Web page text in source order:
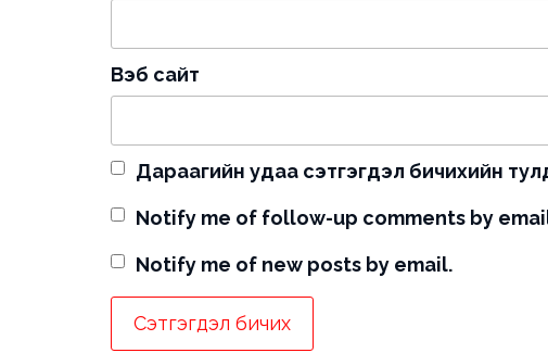
Вэб сайт
Дараагийн удаа сэтгэгдэл бичихийн
Notify me of follow-up comments by
Notify me of new posts by email.